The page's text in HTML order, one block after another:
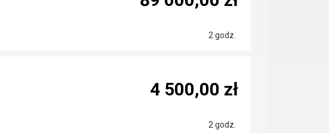
2 godz.
2 godz.
4 500,00 zł